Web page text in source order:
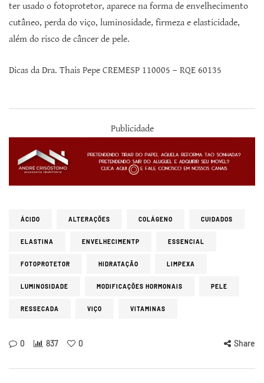
ter usado o fotoprotetor, aparece na forma de envelhecimento
cutâneo, perda do viço, luminosidade, firmeza e elasticidade,
além do risco de câncer de pele.
Dicas da Dra. Thais Pepe CREMESP 110005 – RQE 60135
Publicidade
ÁCIDO ALTERAÇÕES COLÁGENO CUIDADOS
ELASTINA ENVELHECIMENTP ESSENCIAL
FOTOPROTETOR HIDRATAÇÃO LIMPEXA
LUMINOSIDADE MODIFICAÇÕES HORMONAIS PELE
RESSECADA VIÇO VITAMINAS
0 837 0 Share